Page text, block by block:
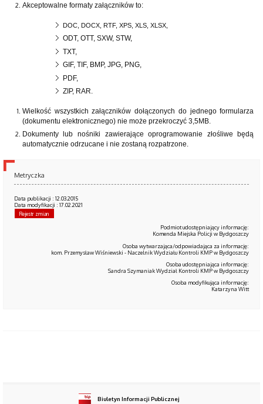
Akceptowalne formaty załączników to:
DOC, DOCX, RTF, XPS, XLS, XLSX,
ODT, OTT, SXW, STW,
TXT,
GIF, TIF, BMP, JPG, PNG,
PDF,
ZIP, RAR.
Wielkość wszystkich załączników dołączonych do jednego formularza
(dokumentu elektronicznego) nie może przekroczyć 3,5MB.
Dokumenty lub nośniki zawierające oprogramowanie złośliwe będą
automatycznie odrzucane i nie zostaną rozpatrzone.
Metryczka
Data publikacji : 12.03.2015
Data modyfikacji : 17.02.2021
Rejestr zmian
Podmiot udostępniający informację:
Komenda Miejska Policji w Bydgoszczy
Osoba wytwarzająca/odpowiadająca za informację:
kom. Przemysław Wiśniewski - Naczelnik Wydziału Kontroli KMP w Bydgoszczy
Osoba udostępniająca informację:
Sandra Szymaniak Wydział Kontroli KMP w Bydgoszczy
Osoba modyfikująca informację:
Katarzyna Witt
Biuletyn Informacji Publicznej